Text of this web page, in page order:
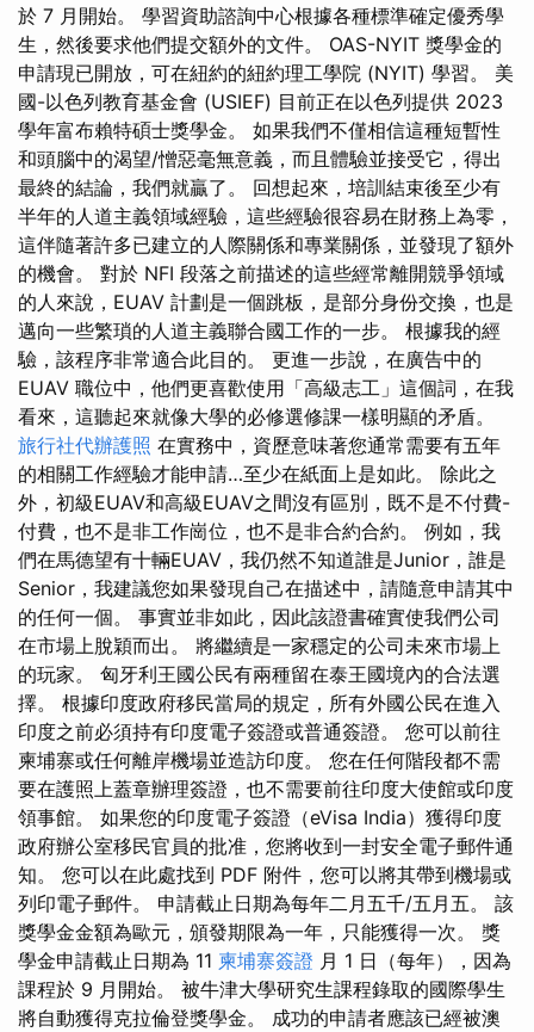
於 7 月開始。 學習資助諮詢中心根據各種標準確定優秀學
生，然後要求他們提交額外的文件。 OAS-NYIT 獎學金的
申請現已開放，可在紐約的紐約理工學院 (NYIT) 學習。 美
國-以色列教育基金會 (USIEF) 目前正在以色列提供 2023
學年富布賴特碩士獎學金。 如果我們不僅相信這種短暫性
和頭腦中的渴望/憎惡毫無意義，而且體驗並接受它，得出
最終的結論，我們就贏了。 回想起來，培訓結束後至少有
半年的人道主義領域經驗，這些經驗很容易在財務上為零，
這伴隨著許多已建立的人際關係和專業關係，並發現了額外
的機會。 對於 NFI 段落之前描述的這些經常離開競爭領域
的人來說，EUAV 計劃是一個跳板，是部分身份交換，也是
邁向一些繁瑣的人道主義聯合國工作的一步。 根據我的經
驗，該程序非常適合此目的。 更進一步說，在廣告中的
EUAV 職位中，他們更喜歡使用「高級志工」這個詞，在我
看來，這聽起來就像大學的必修選修課一樣明顯的矛盾。
旅行社代辦護照 在實務中，資歷意味著您通常需要有五年
的相關工作經驗才能申請…至少在紙面上是如此。 除此之
外，初級EUAV和高級EUAV之間沒有區別，既不是不付費-
付費，也不是非工作崗位，也不是非合約合約。 例如，我
們在馬德望有十輛EUAV，我仍然不知道誰是Junior，誰是
Senior，我建議您如果發現自己在描述中，請隨意申請其中
的任何一個。 事實並非如此，因此該證書確實使我們公司
在市場上脫穎而出。 將繼續是一家穩定的公司未來市場上
的玩家。 匈牙利王國公民有兩種留在泰王國境內的合法選
擇。 根據印度政府移民當局的規定，所有外國公民在進入
印度之前必須持有印度電子簽證或普通簽證。 您可以前往
柬埔寨或任何離岸機場並造訪印度。 您在任何階段都不需
要在護照上蓋章辦理簽證，也不需要前往印度大使館或印度
領事館。 如果您的印度電子簽證（eVisa India）獲得印度
政府辦公室移民官員的批准，您將收到一封安全電子郵件通
知。 您可以在此處找到 PDF 附件，您可以將其帶到機場或
列印電子郵件。 申請截止日期為每年二月五千/五月五。 該
獎學金金額為歐元，頒發期限為一年，只能獲得一次。 獎
學金申請截止日期為 11 柬埔寨簽證 月 1 日（每年），因為
課程於 9 月開始。 被牛津大學研究生課程錄取的國際學生
將自動獲得克拉倫登獎學金。 成功的申請者應該已經被澳